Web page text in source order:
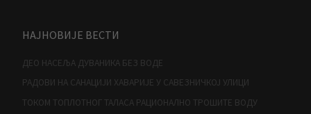
НАЈНОВИЈЕ ВЕСТИ
ДЕО НАСЕЉА ДУВАНИКА БЕЗ ВОДЕ
РАДОВИ НА САНАЦИЈИ ХАВАРИЈЕ У САВЕЗНИЧКОЈ УЛИЦИ
ТОКОМ ТОПЛОТНОГ ТАЛАСА РАЦИОНАЛНО ТРОШИТЕ ВОДУ